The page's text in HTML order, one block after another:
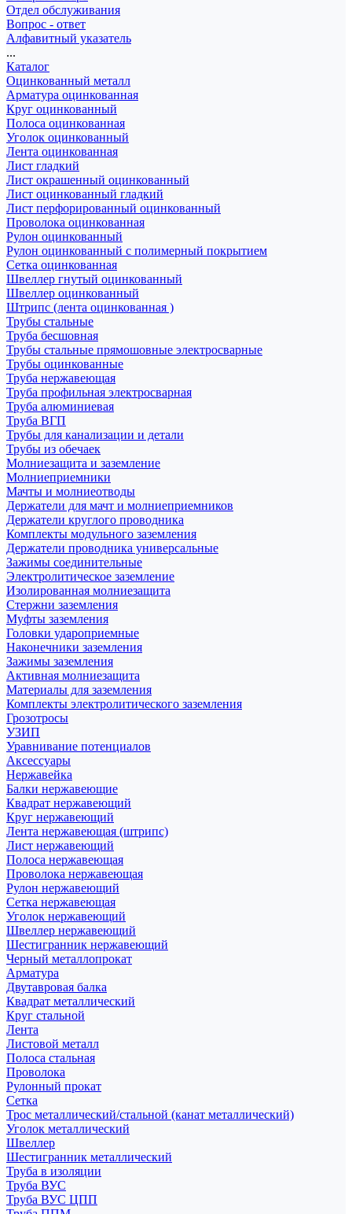
Отдел обслуживания
Вопрос - ответ
Алфавитный указатель
...
Каталог
Оцинкованный металл
Арматура оцинкованная
Круг оцинкованный
Полоса оцинкованная
Уголок оцинкованный
Лента оцинкованная
Лист гладкий
Лист окрашенный оцинкованный
Лист оцинкованный гладкий
Лист перфорированный оцинкованный
Проволока оцинкованная
Рулон оцинкованный
Рулон оцинкованный с полимерный покрытием
Сетка оцинкованная
Швеллер гнутый оцинкованный
Швеллер оцинкованный
Штрипс (лента оцинкованная )
Трубы стальные
Труба бесшовная
Трубы стальные прямошовные электросварные
Трубы оцинкованные
Труба нержавеющая
Труба профильная электросварная
Труба алюминиевая
Труба ВГП
Трубы для канализации и детали
Трубы из обечаек
Молниезащита и заземление
Молниеприемники
Мачты и молниеотводы
Держатели для мачт и молниеприемников
Держатели круглого проводника
Комплекты модульного заземления
Держатели проводника универсальные
Зажимы соединительные
Электролитическое заземление
Изолированная молниезащита
Стержни заземления
Муфты заземления
Головки удароприемные
Наконечники заземления
Зажимы заземления
Активная молниезащита
Материалы для заземления
Комплекты электролитического заземления
Грозотросы
УЗИП
Уравнивание потенциалов
Аксессуары
Нержавейка
Балки нержавеющие
Квадрат нержавеющий
Круг нержавеющий
Лента нержавеющая (штрипс)
Лист нержавеющий
Полоса нержавеющая
Проволока нержавеющая
Рулон нержавеющий
Сетка нержавеющая
Уголок нержавеющий
Швеллер нержавеющий
Шестигранник нержавеющий
Черный металлопрокат
Арматура
Двутавровая балка
Квадрат металлический
Круг стальной
Лента
Листовой металл
Полоса стальная
Проволока
Рулонный прокат
Сетка
Трос металлический/стальной (канат металлический)
Уголок металлический
Швеллер
Шестигранник металлический
Труба в изоляции
Труба ВУС
Труба ВУС ЦПП